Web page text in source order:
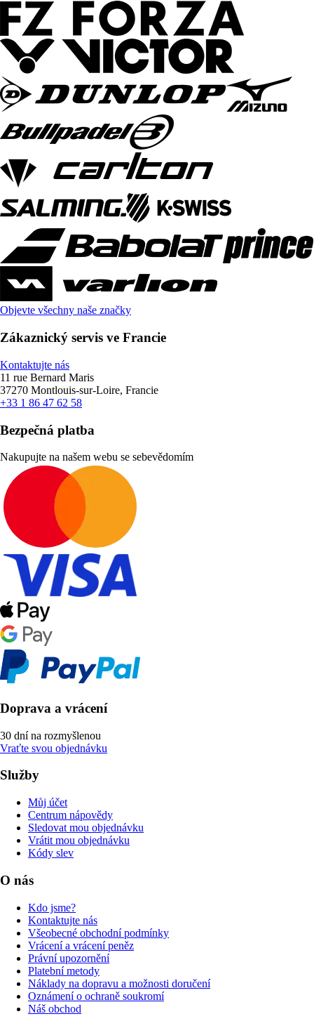
Objevte všechny naše značky
Zákaznický servis ve Francie
Kontaktujte nás
11 rue Bernard Maris
37270 Montlouis-sur-Loire, Francie
+33 1 86 47 62 58
Bezpečná platba
Nakupujte na našem webu se sebevědomím
Doprava a vrácení
30 dní na rozmyšlenou
Vraťte svou objednávku
Služby
Můj účet
Centrum nápovědy
Sledovat mou objednávku
Vrátit mou objednávku
Kódy slev
O nás
Kdo jsme?
Kontaktujte nás
Všeobecné obchodní podmínky
Vrácení a vrácení peněz
Právní upozornění
Platební metody
Náklady na dopravu a možnosti doručení
Oznámení o ochraně soukromí
Náš obchod